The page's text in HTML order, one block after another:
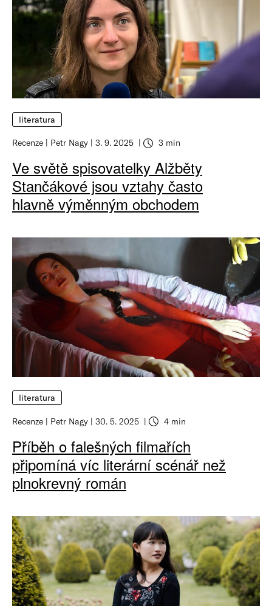
literatura
Recenze Petr Nagy 3. 9. 2025 3 min
Ve světě spisovatelky Alžběty
Stančákové jsou vztahy často
hlavně výměnným obchodem
literatura
Recenze Petr Nagy 30. 5. 2025 4 min
Příběh o falešných filmařích
připomíná víc literární scénář než
plnokrevný román